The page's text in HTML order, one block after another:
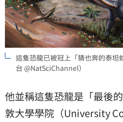
這隻恐龍已被冠上「猜也奔的泰坦
台 @NatSciChannel）
他並稱這隻恐龍是「最後
敦大學學院（University